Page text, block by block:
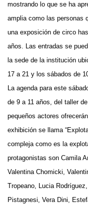
mostrando lo que se ha
amplia como las personas
una exposición de circo
años. Las entradas se
la sede de la institución
17 a 21 y los sábados de
La agenda para este
de 9 a 11 años, del taller
pequeños actores
exhibición se llama
compleja como es la
protagonistas son Camila
Valentina Chomicki,
Tropeano, Lucia
Pistagnesi, Vera Dini,